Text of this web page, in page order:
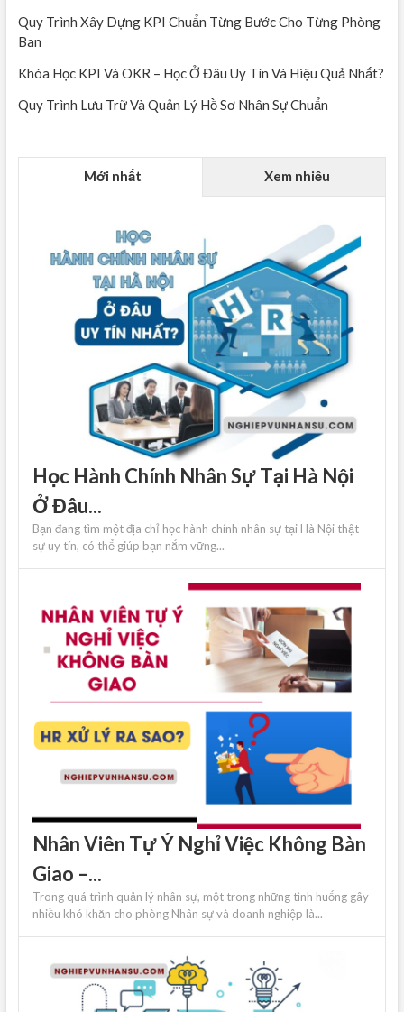
Quy Trình Xây Dựng KPI Chuẩn Từng Bước Cho Từng Phòng
Ban
Khóa Học KPI Và OKR – Học Ở Đâu Uy Tín Và Hiệu Quả Nhất?
Quy Trình Lưu Trữ Và Quản Lý Hồ Sơ Nhân Sự Chuẩn
Mới nhất Xem nhiều
Học Hành Chính Nhân Sự Tại Hà Nội
Ở Đâu...
Bạn đang tìm một địa chỉ học hành chính nhân sự tại Hà Nội thật
sự uy tín, có thể giúp bạn nắm vững...
Nhân Viên Tự Ý Nghỉ Việc Không Bàn
Giao –...
Trong quá trình quản lý nhân sự, một trong những tình huống gây
nhiều khó khăn cho phòng Nhân sự và doanh nghiệp là...